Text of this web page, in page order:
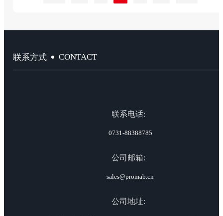
联系方式 CONTACT
联系电话:
0731-88388785
公司邮箱:
sales@promab.cn
公司地址: